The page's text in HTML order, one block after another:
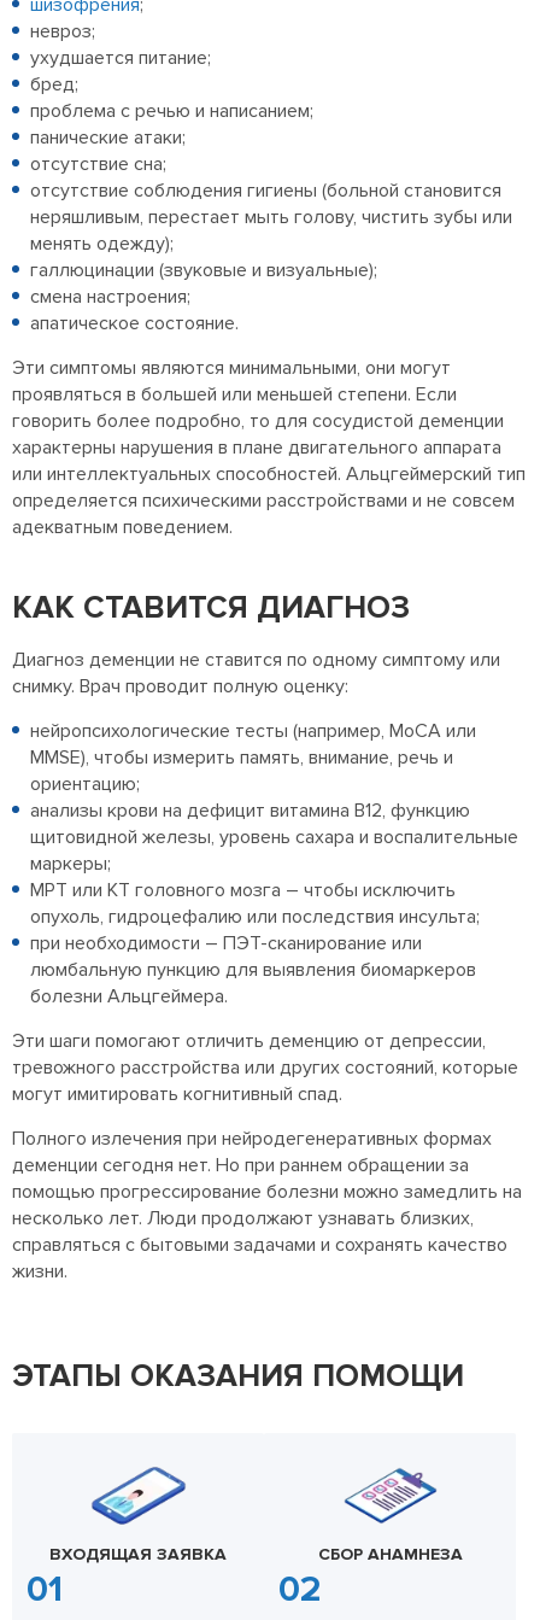
шизофрения;
невроз;
ухудшается питание;
бред;
проблема с речью и написанием;
панические атаки;
отсутствие сна;
отсутствие соблюдения гигиены (больной становится
неряшливым, перестает мыть голову, чистить зубы или
менять одежду);
галлюцинации (звуковые и визуальные);
смена настроения;
апатическое состояние.
Эти симптомы являются минимальными, они могут
проявляться в большей или меньшей степени. Если
говорить более подробно, то для сосудистой деменции
характерны нарушения в плане двигательного аппарата
или интеллектуальных способностей. Альцгеймерский тип
определяется психическими расстройствами и не совсем
адекватным поведением.
КАК СТАВИТСЯ ДИАГНОЗ
Диагноз деменции не ставится по одному симптому или
снимку. Врач проводит полную оценку:
нейропсихологические тесты (например, MoCA или
MMSE), чтобы измерить память, внимание, речь и
ориентацию;
анализы крови на дефицит витамина B12, функцию
щитовидной железы, уровень сахара и воспалительные
маркеры;
МРТ или КТ головного мозга – чтобы исключить
опухоль, гидроцефалию или последствия инсульта;
при необходимости – ПЭТ-сканирование или
люмбальную пункцию для выявления биомаркеров
болезни Альцгеймера.
Эти шаги помогают отличить деменцию от депрессии,
тревожного расстройства или других состояний, которые
могут имитировать когнитивный спад.
Полного излечения при нейродегенеративных формах
деменции сегодня нет. Но при раннем обращении за
помощью прогрессирование болезни можно замедлить на
несколько лет. Люди продолжают узнавать близких,
справляться с бытовыми задачами и сохранять качество
жизни.
ЭТАПЫ ОКАЗАНИЯ ПОМОЩИ
ВХОДЯЩАЯ ЗАЯВКА СБОР АНАМНЕЗА